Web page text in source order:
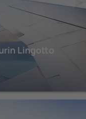
Lingotto